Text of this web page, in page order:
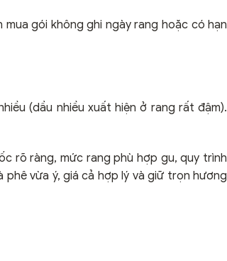
gói không ghi ngày rang hoặc có hạn
(dầu nhiều xuất hiện ở rang rất đậm).
rõ ràng, mức rang phù hợp gu, quy trình
vừa ý, giá cả hợp lý và giữ trọn hương